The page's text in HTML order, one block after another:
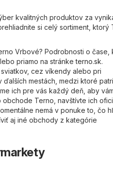
kvalitných produktov za
si celý sortiment, ktorý
Vrbové? Podrobnosti o čase,
priamo na stránketerno.sk.
cez víkendy alebo pri
mestách, medzi ktoré
ich pre vás každý deň, aby
Terno, navštívte ich
nemá v ponuke to, čo
aj iné obchody z kategórie